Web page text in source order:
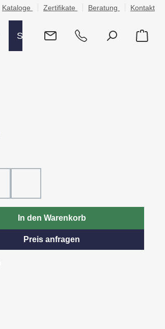
Kataloge Zertifikate Beratung Kontakt
SHOP
In den Warenkorb
Preis anfragen